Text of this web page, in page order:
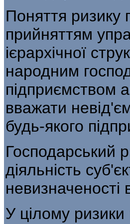
Поняття ризику
прийняттям
ієрархічної
народним
підприємством
вва­жати
будь-якого
Господарський
діяль­ність
невизначеності
У цілому ризики